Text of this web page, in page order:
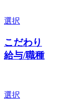
選択
こだわり
給与/職種
選択